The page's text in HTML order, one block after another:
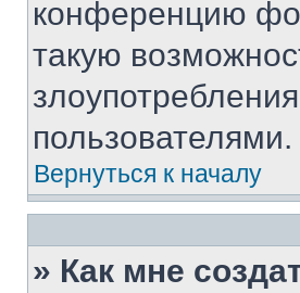
конференцию
такую
пользователями.
Вернуться к началу
» Как мне